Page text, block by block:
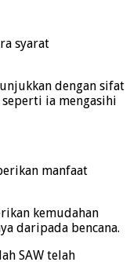
syarat
dengan sifat
ia mengasihi
manfaat
kemudahan
daripada bencana.
SAW telah